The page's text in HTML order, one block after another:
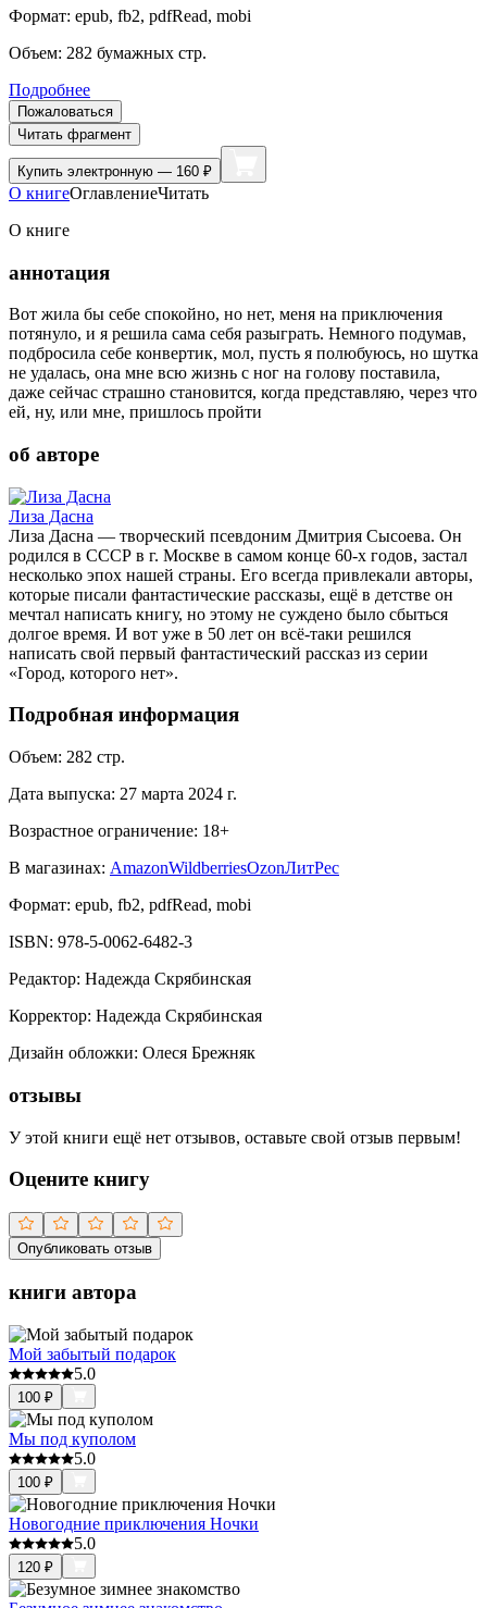
Формат: epub, fb2, pdfRead, mobi
Объем: 282 бумажных стр.
Подробнее
Пожаловаться
Читать фрагмент
Купить электронную — 160 ₽
О книгеОглавлениеЧитать
О книге
аннотация
Вот жила бы себе спокойно, но нет, меня на приключения
потянуло, и я решила сама себя разыграть. Немного подумав,
подбросила себе конвертик, мол, пусть я полюбуюсь, но шутка
не удалась, она мне всю жизнь с ног на голову поставила,
даже сейчас страшно становится, когда представляю, через что
ей, ну, или мне, пришлось пройти
об авторе
Лиза Дасна
Лиза Дасна — творческий псевдоним Дмитрия Сысоева. Он
родился в СССР в г. Москве в самом конце 60-х годов, застал
несколько эпох нашей страны. Его всегда привлекали авторы,
которые писали фантастические рассказы, ещё в детстве он
мечтал написать книгу, но этому не суждено было сбыться
долгое время. И вот уже в 50 лет он всё-таки решился
написать свой первый фантастический рассказ из серии
«Город, которого нет».
Подробная информация
Объем: 282 стр.
Дата выпуска: 27 марта 2024 г.
Возрастное ограничение: 18+
В магазинах: AmazonWildberriesOzonЛитРес
Формат: epub, fb2, pdfRead, mobi
ISBN: 978-5-0062-6482-3
Редактор: Надежда Скрябинская
Корректор: Надежда Скрябинская
Дизайн обложки: Олеся Брежняк
отзывы
У этой книги ещё нет отзывов, оставьте свой отзыв первым!
Оцените книгу
Опубликовать отзыв
книги автора
Мой забытый подарок
5.0
100 ₽
Мы под куполом
5.0
100 ₽
Новогодние приключения Ночки
5.0
120 ₽